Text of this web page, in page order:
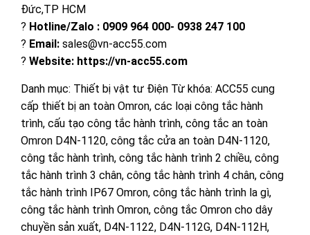
Đức,TP HCM
? Hotline/Zalo : 0909 964 000- 0938 247 100
? Email: sales@vn-acc55.com
? Website: https://vn-acc55.com
Danh mục: Thiết bị vật tư Điện Từ khóa: ACC55 cung
cấp thiết bị an toàn Omron, các loại công tắc hành
trình, cấu tạo công tắc hành trình, công tắc an toàn
Omron D4N-1120, công tắc cửa an toàn D4N-1120,
công tắc hành trình, công tắc hành trình 2 chiều, công
tắc hành trình 3 chân, công tắc hành trình 4 chân, công
tắc hành trình IP67 Omron, công tắc hành trình la gì,
công tắc hành trình Omron, công tắc Omron cho dây
chuyền sản xuất, D4N-1122, D4N-112G, D4N-112H,